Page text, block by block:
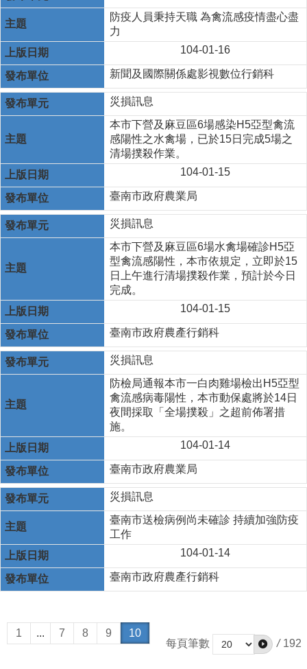
防疫人員秉持天職 為禽流感疫情盡心盡
力
104-01-16
新聞及國際關係處影視數位行銷科
災損訊息
本市下營及麻豆區6場感染H5亞型禽流
感陽性之水禽場，已於15日完成5場之
清場撲殺作業。
104-01-15
臺南市政府農業局
災損訊息
本市下營及麻豆區6場水禽場確診H5亞
型禽流感陽性，本市依規定，立即於15
日上午進行清場撲殺作業，預計於今日
完成。
104-01-15
臺南市政府農產行銷科
災損訊息
防檢局通報本市一白肉雞場檢出H5亞型
禽流感病毒陽性，本市動保處將於14日
夜間採取「全場撲殺」之超前佈署措
施。
104-01-14
臺南市政府農業局
災損訊息
臺南市送檢病例尚未確診 持續加強防疫
工作
104-01-14
臺南市政府農產行銷科
1 ... 7 8 9
10
每頁筆數
/ 192